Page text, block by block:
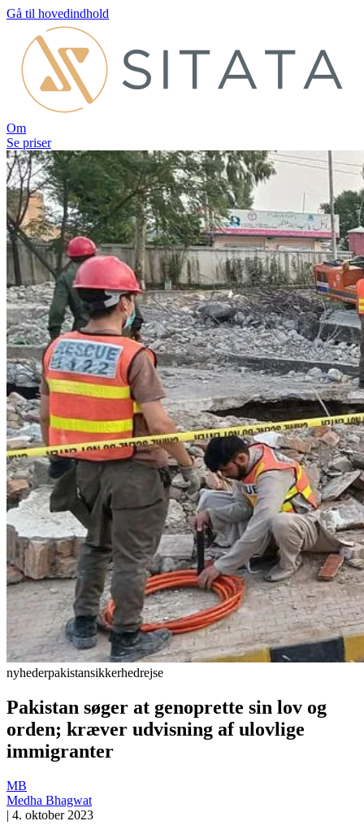
Gå til hovedindhold
Om
Se priser
nyhederpakistansikkerhedrejse
Pakistan søger at genoprette sin lov og
orden; kræver udvisning af ulovlige
immigranter
MB
Medha Bhagwat
| 4. oktober 2023